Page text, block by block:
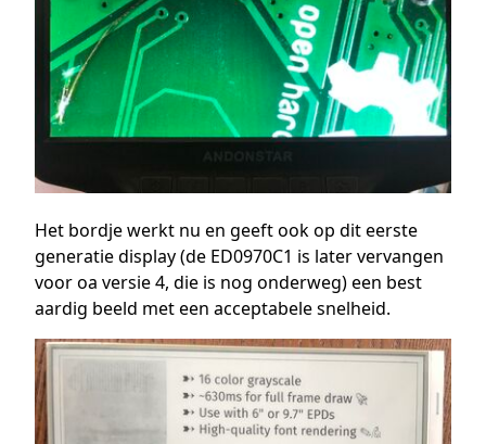
Het bordje werkt nu en geeft ook op dit eerste
generatie display (de ED0970C1 is later vervangen
voor oa versie 4, die is nog onderweg) een best
aardig beeld met een acceptabele snelheid.